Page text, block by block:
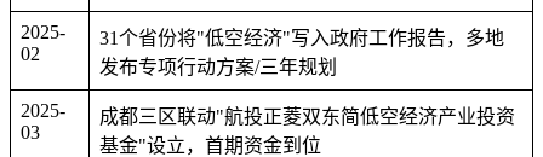
2025-
02
31个省份将"低空经济"写入政府工作报告，多地
发布专项行动方案/三年规划
2025-
03
成都三区联动"航投正菱双东简低空经济产业投资
基金"设立，首期资金到位